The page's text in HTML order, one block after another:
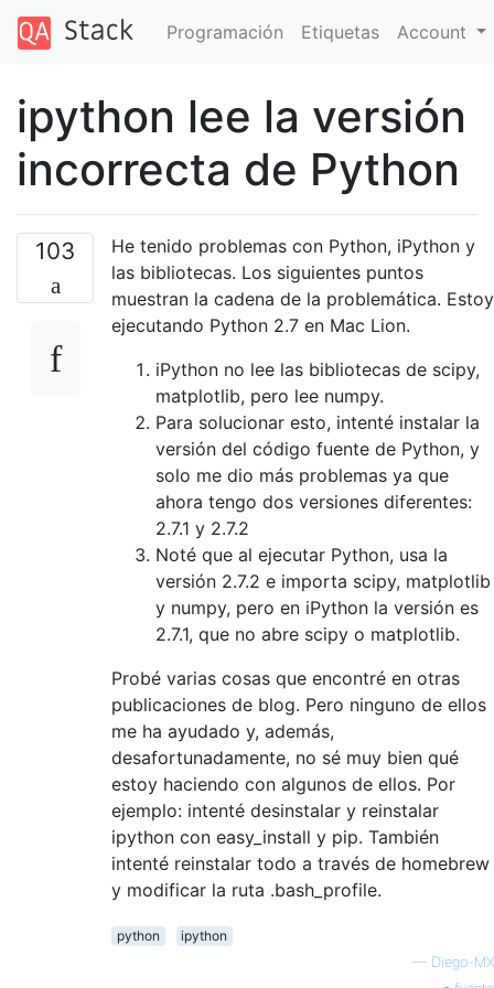
Programación Etiquetas Account
ipython lee la versión
incorrecta de Python
103
He tenido problemas con Python, iPython y
las bibliotecas. Los siguientes puntos
muestran la cadena de la problemática. Estoy
ejecutando Python 2.7 en Mac Lion.
iPython no lee las bibliotecas de scipy,
matplotlib, pero lee numpy.
Para solucionar esto, intenté instalar la
versión del código fuente de Python, y
solo me dio más problemas ya que
ahora tengo dos versiones diferentes:
2.7.1 y 2.7.2
Noté que al ejecutar Python, usa la
versión 2.7.2 e importa scipy, matplotlib
y numpy, pero en iPython la versión es
2.7.1, que no abre scipy o matplotlib.
Probé varias cosas que encontré en otras
publicaciones de blog. Pero ninguno de ellos
me ha ayudado y, además,
desafortunadamente, no sé muy bien qué
estoy haciendo con algunos de ellos. Por
ejemplo: intenté desinstalar y reinstalar
ipython con easy_install y pip. También
intenté reinstalar todo a través de homebrew
y modificar la ruta .bash_profile.
python
ipython
— Diego-MX